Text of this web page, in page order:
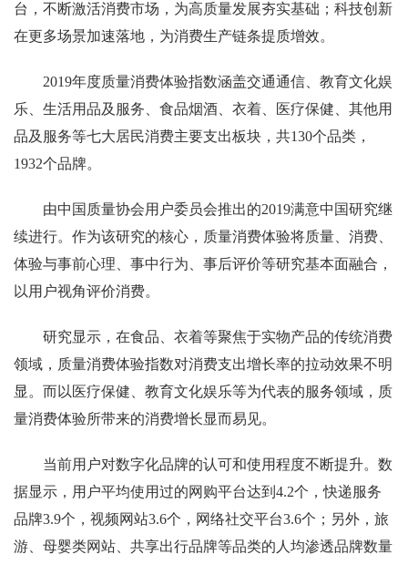
台，不断激活消费市场，为高质量发展夯实基础；科技创新
在更多场景加速落地，为消费生产链条提质增效。
2019年度质量消费体验指数涵盖交通通信、教育文化娱
乐、生活用品及服务、食品烟酒、衣着、医疗保健、其他用
品及服务等七大居民消费主要支出板块，共130个品类，
1932个品牌。
由中国质量协会用户委员会推出的2019满意中国研究继
续进行。作为该研究的核心，质量消费体验将质量、消费、
体验与事前心理、事中行为、事后评价等研究基本面融合，
以用户视角评价消费。
研究显示，在食品、衣着等聚焦于实物产品的传统消费
领域，质量消费体验指数对消费支出增长率的拉动效果不明
显。而以医疗保健、教育文化娱乐等为代表的服务领域，质
量消费体验所带来的消费增长显而易见。
当前用户对数字化品牌的认可和使用程度不断提升。数
据显示，用户平均使用过的网购平台达到4.2个，快递服务
品牌3.9个，视频网站3.6个，网络社交平台3.6个；另外，旅
游、母婴类网站、共享出行品牌等品类的人均渗透品牌数量